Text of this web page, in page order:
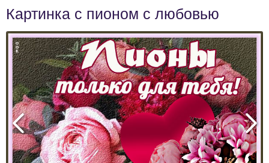
Картинка с пионом с любовью